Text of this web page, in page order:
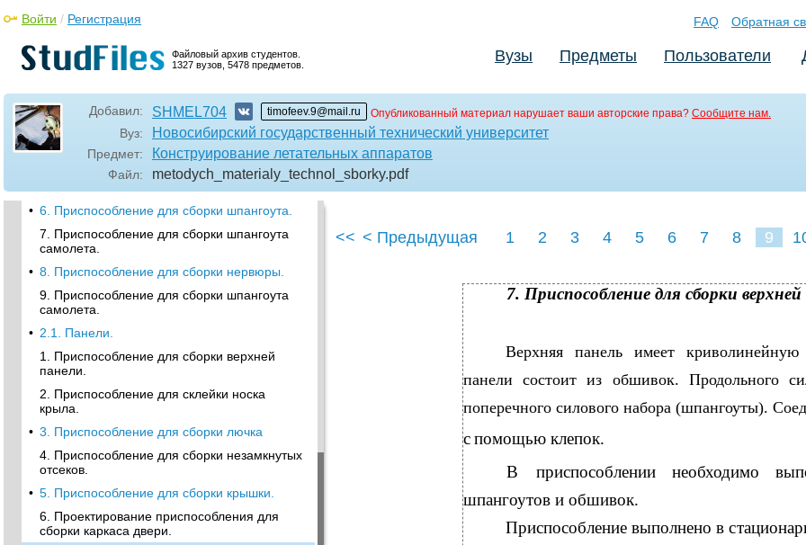
Файловый архив студентов.
1327 вузов, 5478 предметов.
Войти / Регистрация FAQ Обратная
Вузы Предметы Пользователи
Добавил: SHMEL704 timofeev.9@mail.ru Опубликованный материал нарушает ваши авторские права? Сообщите нам.
Вуз: Новосибирский государственный технический университет
Предмет: Конструирование летательных аппаратов
Файл: metodych_materialy_technol_sborky.pdf
Плоские СЕ.
крыла.
2. Приспособление для сборки шпангоута
3. Приспособление для сборки шпангоута
самолета.
• 5. Приспособление для сборки заднего
лонжерона крыла.
• 6. Приспособление для сборки шпангоута.
7. Приспособление для сборки шпангоута
самолета.
• 8. Приспособление для сборки нервюры.
9. Приспособление для сборки шпангоута
самолета.
• 2.1. Панели.
1. Приспособление для сборки верхней
панели.
2. Приспособление для склейки носка
крыла.
• 3. Приспособление для сборки лючка
4. Приспособление для сборки незамкнутых
отсеков.
• 5. Приспособление для сборки крышки.
6. Проектирование приспособления для
сборки каркаса двери.
<< < Предыдущая 1 2 3 4 5 6 7 8 9
7. Приспособление для сборки
Верхняя панель имеет
панели состоит из обшивок. Продольного
поперечного силового набора (шпангоуты).
с помощью клепок.
В
приспособлении необходимо
шпангоутов и обшивок.
Приспособление выполнено в